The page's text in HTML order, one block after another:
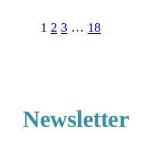
1 2 3 … 18
Newsletter